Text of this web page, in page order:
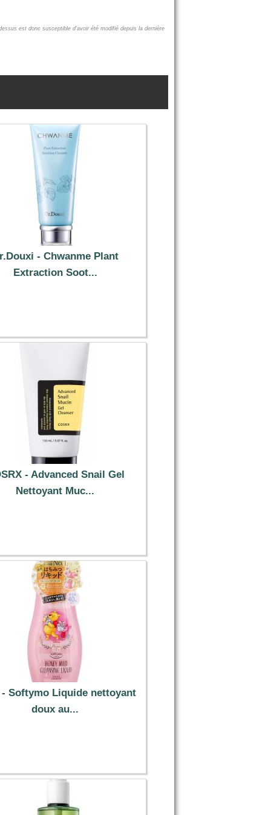
est donc susceptible d'avoir été modifié depuis la dernière
- Chwanme Plant
Extraction Soot...
- Advanced Snail Gel
Nettoyant Muc...
Softymo Liquide nettoyant
doux au...